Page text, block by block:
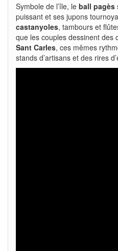
Symbole de l’île, le ball pagès
puissant et ses jupons
castanyoles, tambours et
que les couples dessinent des
Sant Carles, ces mêmes
stands d’artisans et des rires